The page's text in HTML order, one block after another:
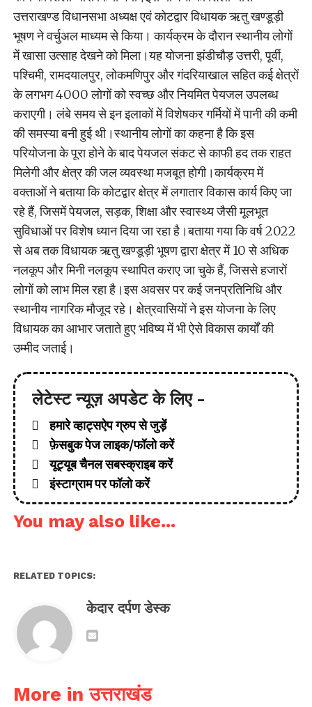
उत्तराखण्ड विधानसभा अध्यक्ष एवं कोटद्वार विधायक ऋतु खण्डूड़ी
भूषण ने वर्चुअल माध्यम से किया। कार्यक्रम के दौरान स्थानीय लोगों
में खासा उत्साह देखने को मिला।यह योजना झंडीचौड़ उत्तरी, पूर्वी,
पश्चिमी, रामदयालपुर, लोकमणिपुर और गंदरियाखाल सहित कई क्षेत्रों
के लगभग 4000 लोगों को स्वच्छ और नियमित पेयजल उपलब्ध
कराएगी। लंबे समय से इन इलाकों में विशेषकर गर्मियों में पानी की कमी
की समस्या बनी हुई थी।स्थानीय लोगों का कहना है कि इस
परियोजना के पूरा होने के बाद पेयजल संकट से काफी हद तक राहत
मिलेगी और क्षेत्र की जल व्यवस्था मजबूत होगी।कार्यक्रम में
वक्ताओं ने बताया कि कोटद्वार क्षेत्र में लगातार विकास कार्य किए जा
रहे हैं, जिसमें पेयजल, सड़क, शिक्षा और स्वास्थ्य जैसी मूलभूत
सुविधाओं पर विशेष ध्यान दिया जा रहा है।बताया गया कि वर्ष 2022
से अब तक विधायक ऋतु खण्डूड़ी भूषण द्वारा क्षेत्र में 10 से अधिक
नलकूप और मिनी नलकूप स्थापित कराए जा चुके हैं, जिससे हजारों
लोगों को लाभ मिल रहा है।इस अवसर पर कई जनप्रतिनिधि और
स्थानीय नागरिक मौजूद रहे। क्षेत्रवासियों ने इस योजना के लिए
विधायक का आभार जताते हुए भविष्य में भी ऐसे विकास कार्यों की
उम्मीद जताई।
लेटेस्ट न्यूज़ अपडेट के लिए -
हमारे व्हाट्सऐप ग्रुप से जुड़ें
फ़ेसबुक पेज लाइक/फॉलो करें
यूट्यूब चैनल सबस्क्राइब करें
इंस्टाग्राम पर फॉलो करें
You may also like...
RELATED TOPICS:
केदार दर्पण डेस्क
More in उत्तराखंड